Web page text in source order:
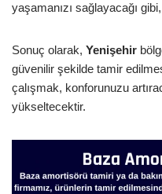
yaşamanızı sağlayacağı
Sonuç olarak, Yenişehir
güvenilir şekilde tamir
çalışmak, konforunuzu
yükseltecektir.